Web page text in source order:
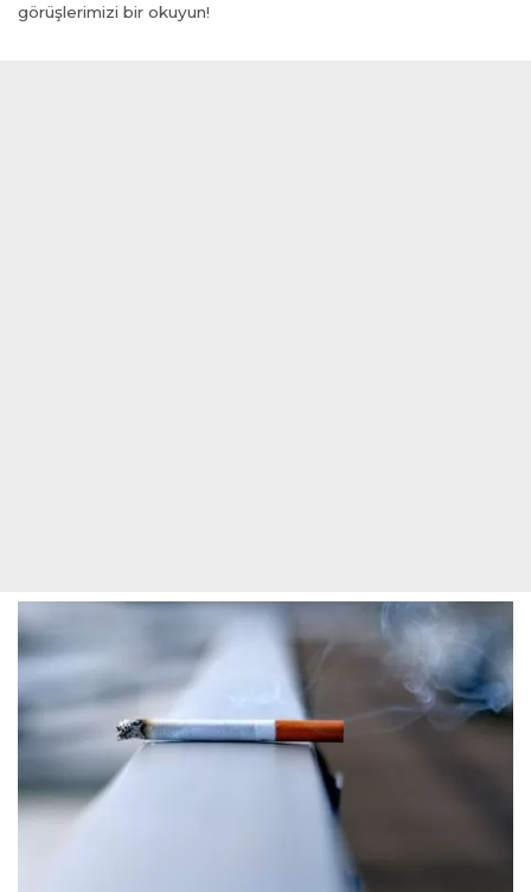
görüşlerimizi bir okuyun!